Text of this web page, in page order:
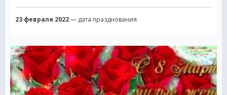
23 февраля 2022— дата празднования